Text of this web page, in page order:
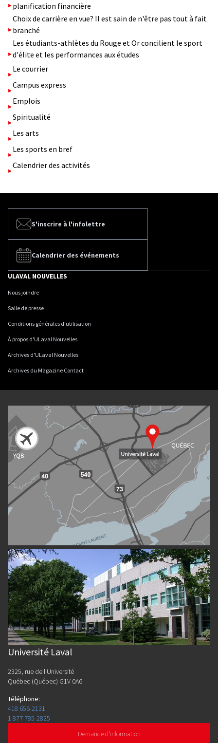
planification financière
Choix de carrière en vue? Il est sain de n'être pas tout à fait
branché
Les étudiants-athlètes du Rouge et Or concilient le sport
d'élite et les performances aux études
Le courrier
Campus express
Emplois
Spiritualité
Les arts
Les sports en bref
Calendrier des activités
S'inscrire à l'infolettre
Calendrier des événements
ULAVAL NOUVELLES
Nous joindre
Salle de presse
Conditions générales d'utilisation
À propos d'ULaval Nouvelles
Archives d'ULaval Nouvelles
Archives du Magazine Contact
Université Laval
2325, rue de l'Université
Québec (Québec) G1V 0A6
Téléphone:
418 656-2131
1 877 785-2825
Demande d'information